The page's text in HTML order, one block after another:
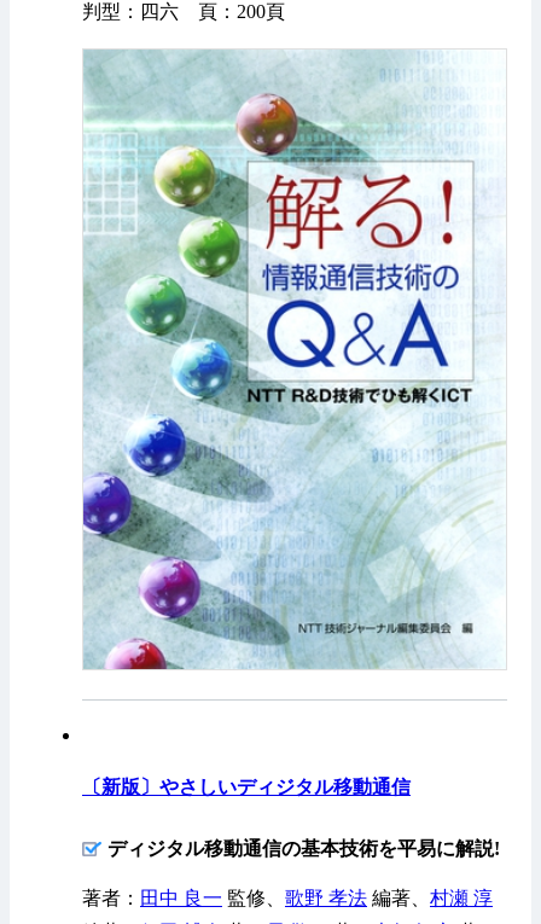
判型：四六 頁：200頁
〔新版〕やさしいディジタル移動通信
ディジタル移動通信の基本技術を平易に解説!
著者： 田中 良一 監修、 歌野 孝法 編著、 村瀬 淳